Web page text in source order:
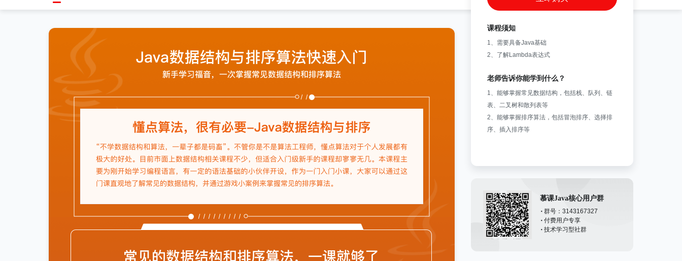
课程须知
1、需要具备Java基础
2、了解Lambda表达式
老师告诉你能学到什么？
1、能够掌握常见数据结构，包括栈、队列、链
表、二叉树和散列表等
2、能够掌握排序算法，包括冒泡排序、选择排
序、插入排序等
慕课Java核心用户群
群号：3143167327
付费用户专享
技术学习型社群